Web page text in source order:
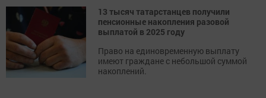
13 тысяч татарстанцев получили
пенсионные накопления разовой
выплатой в 2025 году
Право на единовременную выплату
имеют граждане с небольшой суммой
накоплений.